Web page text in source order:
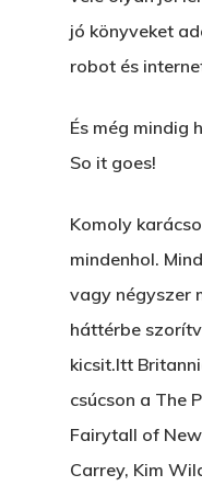
jó könyveket
robot és
És még mindig
So it goes!
Komoly
mindenhol.
vagy négyszer
háttérbe
kicsit.Itt
csúcson a The
Fairytall of
Carrey, Kim